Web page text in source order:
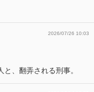
2026/07/26 10:03
、翻弄される刑事。